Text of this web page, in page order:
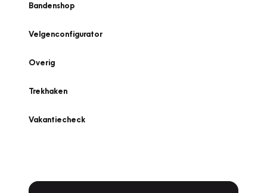
Bandenshop
Velgenconfigurator
Overig
Trekhaken
Vakantiecheck